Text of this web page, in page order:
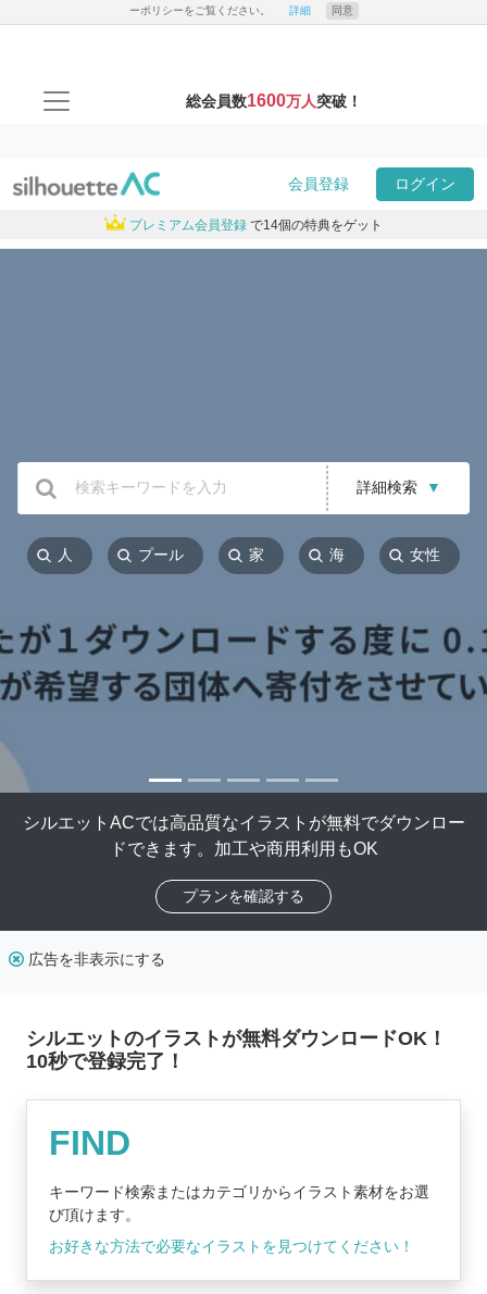
ーポリシーをご覧ください。 詳細 同意
総会員数1600万人突破！
会員登録 ログイン
プレミアム会員登録 で14個の特典をゲット
詳細検索 ▼
人 プール 家 海 女性
シルエットACでは高品質なイラストが無料でダウンロー
ドできます。加工や商用利用もOK
プランを確認する
広告を非表示にする
シルエットのイラストが無料ダウンロードOK！
10秒で登録完了！
FIND
キーワード検索またはカテゴリからイラスト素材をお選
び頂けます。
お好きな方法で必要なイラストを見つけてください！